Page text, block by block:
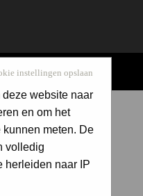
instellingen opslaan
website naar
en om het
meten. De
volledig
herleiden naar IP
and